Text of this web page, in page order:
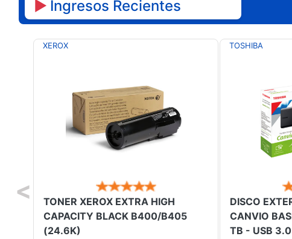
► Ingresos Recientes
XEROX
TONER XEROX EXTRA HIGH
CAPACITY BLACK B400/B405
(24.6K)
TOSHIBA
DISCO
CANVIO
TB - USB 3.0
<